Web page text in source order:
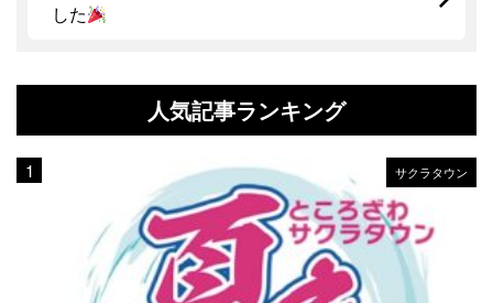
した
人気記事ランキング
サクラタウン